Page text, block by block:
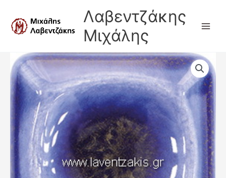
περιεχόμενο
Λαβεντζάκης
Μιχάλης